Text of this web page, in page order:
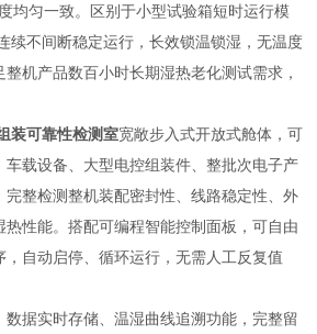
均匀一致。区别于小型试验箱短时运行模
续不间断稳定运行，长效锁温锁湿，无温度
机产品数百小时长期湿热老化测试需求，
装可靠性检测室宽敞步入式开放式舱体，可
车载设备、大型电控组装件、整批次电子产
完整检测整机装配密封性、线路稳定性、外
性能。搭配可编程智能控制面板，可自由
自动启停、循环运行，无需人工反复值
据实时存储、温湿曲线追溯功能，完整留